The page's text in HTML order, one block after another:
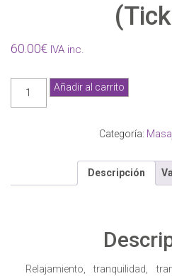
60.00€ IVA inc.
Abhyangam
(Ticket)
Añadir al carrito
Categoría:
Descripción
Relajamiento, tranquilidad,